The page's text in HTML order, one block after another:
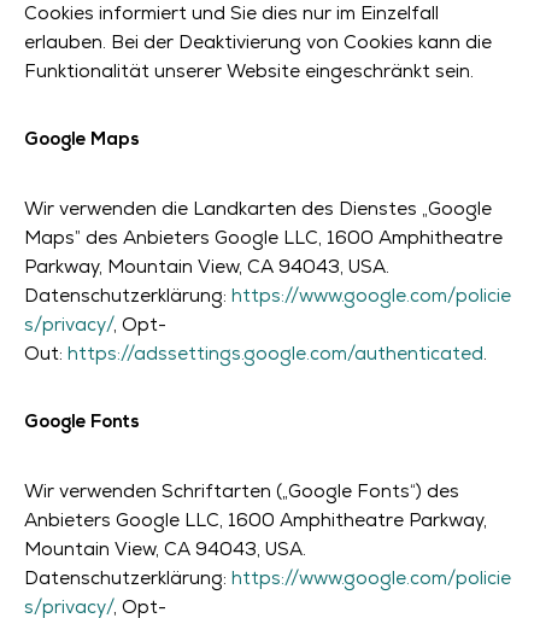
Cookies informiert und Sie dies nur im Einzelfall
erlauben. Bei der Deaktivierung von Cookies kann die
Funktionalität unserer Website eingeschränkt sein.
Google Maps
Wir verwenden die Landkarten des Dienstes „Google
Maps” des Anbieters Google LLC, 1600 Amphitheatre
Parkway, Mountain View, CA 94043, USA.
Datenschutzerklärung: https://www.google.com/policie
s/privacy/, Opt-
Out: https://adssettings.google.com/authenticated.
Google Fonts
Wir verwenden Schriftarten („Google Fonts“) des
Anbieters Google LLC, 1600 Amphitheatre Parkway,
Mountain View, CA 94043, USA.
Datenschutzerklärung: https://www.google.com/policie
s/privacy/, Opt-